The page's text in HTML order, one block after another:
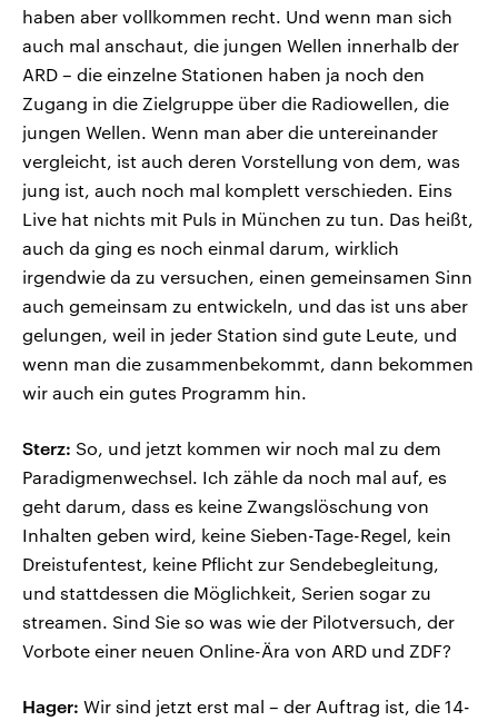
haben aber vollkommen recht. Und wenn man sich
auch mal anschaut, die jungen Wellen innerhalb der
ARD – die einzelne Stationen haben ja noch den
Zugang in die Zielgruppe über die Radiowellen, die
jungen Wellen. Wenn man aber die untereinander
vergleicht, ist auch deren Vorstellung von dem, was
jung ist, auch noch mal komplett verschieden. Eins
Live hat nichts mit Puls in München zu tun. Das heißt,
auch da ging es noch einmal darum, wirklich
irgendwie da zu versuchen, einen gemeinsamen Sinn
auch gemeinsam zu entwickeln, und das ist uns aber
gelungen, weil in jeder Station sind gute Leute, und
wenn man die zusammenbekommt, dann bekommen
wir auch ein gutes Programm hin.
Sterz: So, und jetzt kommen wir noch mal zu dem
Paradigmenwechsel. Ich zähle da noch mal auf, es
geht darum, dass es keine Zwangslöschung von
Inhalten geben wird, keine Sieben-Tage-Regel, kein
Dreistufentest, keine Pflicht zur Sendebegleitung,
und stattdessen die Möglichkeit, Serien sogar zu
streamen. Sind Sie so was wie der Pilotversuch, der
Vorbote einer neuen Online-Ära von ARD und ZDF?
Hager: Wir sind jetzt erst mal – der Auftrag ist, die 14-